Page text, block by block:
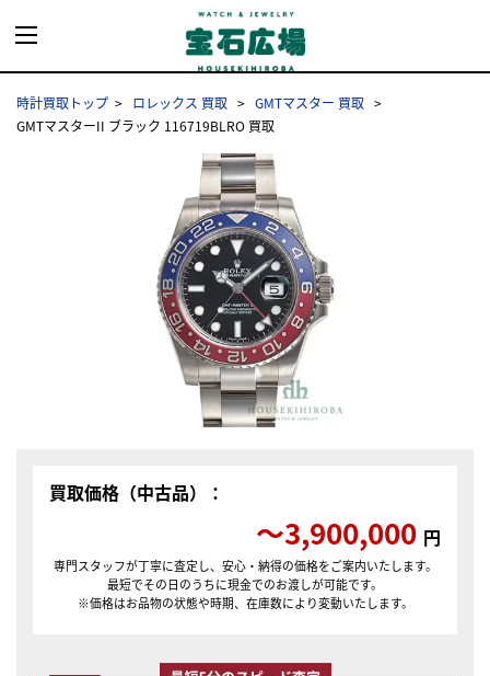
時計買取トップ ロレックス 買取
GMTマスター 買取
GMTマスターII ブラック 116719BLRO 買取
買取価格（中古品）：
〜3,900,000 円
専門スタッフが丁寧に査定し、安心・納得の価格をご案内いたします。
最短でその日のうちに現金でのお渡しが可能です。
※価格はお品物の状態や時期、在庫数により変動いたします。